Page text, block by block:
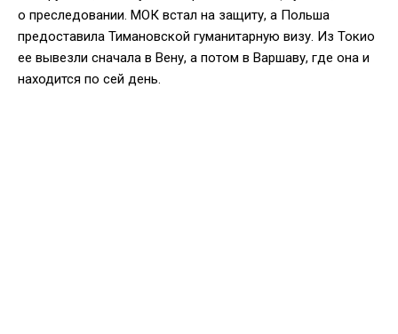
о преследовании. МОК встал на защиту, а Польша
предоставила Тимановской гуманитарную визу. Из Токио
ее вывезли сначала в Вену, а потом в Варшаву, где она и
находится по сей день.